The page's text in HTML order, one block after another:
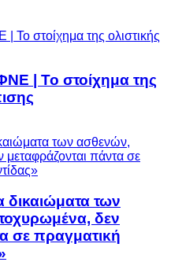
| Το στοίχημα της
των
δεν
σε πραγματική